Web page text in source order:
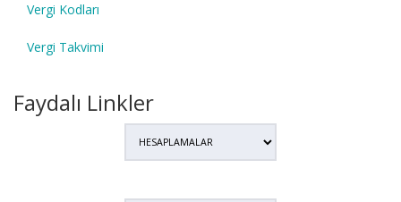
Vergi Kodları
Vergi Takvimi
Faydalı Linkler